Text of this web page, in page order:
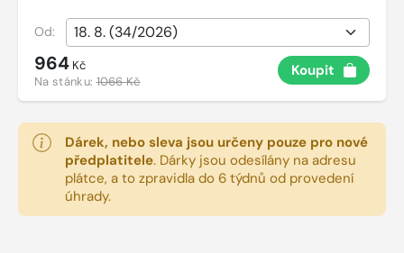
Od:
964 Kč
Na stánku:1066 Kč
Koupit
Dárek, nebo sleva jsou určeny pouze pro nové
předplatitele. Dárky jsou odesílány na adresu
plátce, a to zpravidla do 6 týdnů od provedení
úhrady.